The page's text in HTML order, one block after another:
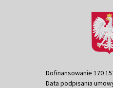
Dofinansowanie 170
Data podpisania